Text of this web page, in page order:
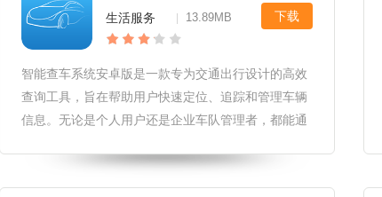
生活服务 13.89MB 下载
智能查车系统安卓版是一款专为交通出行设计的高效
查询工具，旨在帮助用户快速定位、追踪和管理车辆
信息。无论是个人用户还是企业车队管理者，都能通
态信息。智能查车系统安卓版软件用户界面设计界面
简洁明了，采用直观的图标和清晰